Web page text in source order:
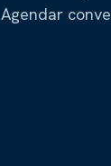
Agendar